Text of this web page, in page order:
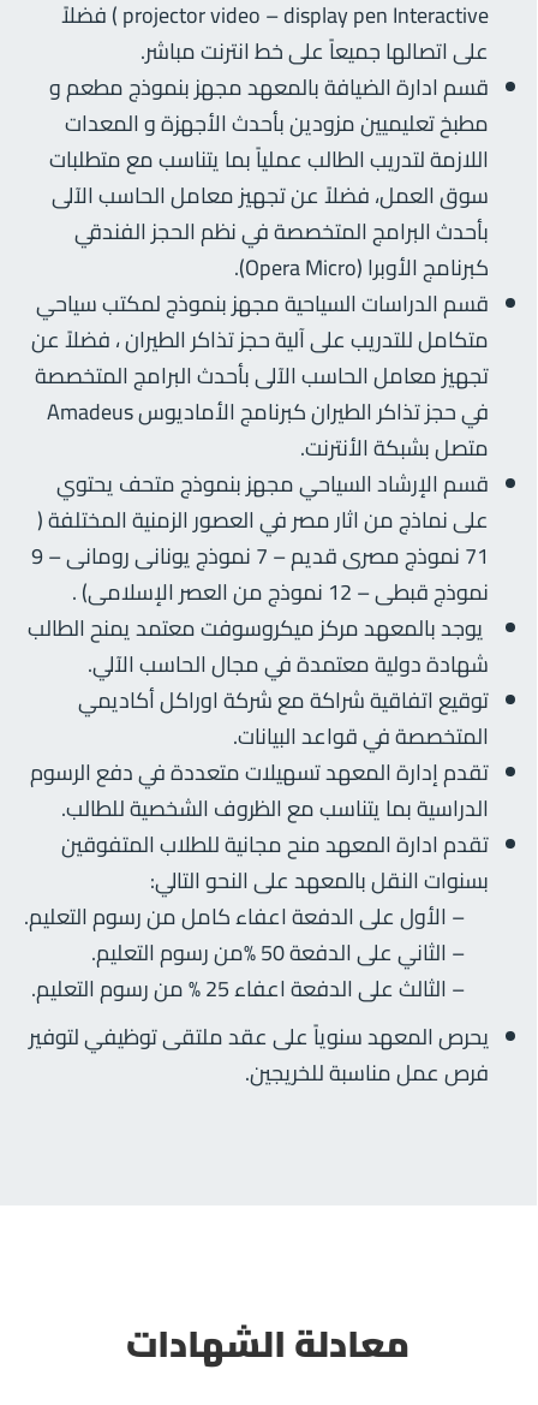
projector video – display pen Interactive ) فضلاً
على اتصالها جميعاً على خط انترنت مباشر.
قسم ادارة الضيافة بالمعهد مجهز بنموذج مطعم و
مطبخ تعليميين مزودين بأحدث الأجهزة و المعدات
اللازمة لتدريب الطالب عملياً بما يتناسب مع متطلبات
سوق العمل، فضلاً عن تجهيز معامل الحاسب الآلى
بأحدث البرامج المتخصصة في نظم الحجز الفندقي
كبرنامج الأوبرا (Opera Micro).
قسم الدراسات السياحية مجهز بنموذج لمكتب سياحي
متكامل للتدريب على آلية حجز تذاكر الطيران ، فضلاً عن
تجهيز معامل الحاسب الآلى بأحدث البرامج المتخصصة
في حجز تذاكر الطيران كبرنامج الأماديوس Amadeus
متصل بشبكة الأنترنت.
قسم الإرشاد السياحي مجهز بنموذج متحف يحتوي
على نماذج من اثار مصر في العصور الزمنية المختلفة (
71 نموذج مصرى قديم – 7 نموذج يونانى رومانى – 9
نموذج قبطى – 12 نموذج من العصر الإسلامى) .
يوجد بالمعهد مركز ميكروسوفت معتمد يمنح الطالب
شهادة دولية معتمدة في مجال الحاسب الآلي.
توقيع اتفاقية شراكة مع شركة اوراكل أكاديمي
المتخصصة في قواعد البيانات.
تقدم إدارة المعهد تسهيلات متعددة في دفع الرسوم
الدراسية بما يتناسب مع الظروف الشخصية للطالب.
تقدم ادارة المعهد منح مجانية للطلاب المتفوقين
بسنوات النقل بالمعهد على النحو التالي:
– الأول على الدفعة اعفاء كامل من رسوم التعليم.
– الثاني على الدفعة 50 %من رسوم التعليم.
– الثالث على الدفعة اعفاء 25 % من رسوم التعليم.
يحرص المعهد سنوياً على عقد ملتقى توظيفي لتوفير
فرص عمل مناسبة للخريجين.
معادلة الشهادات